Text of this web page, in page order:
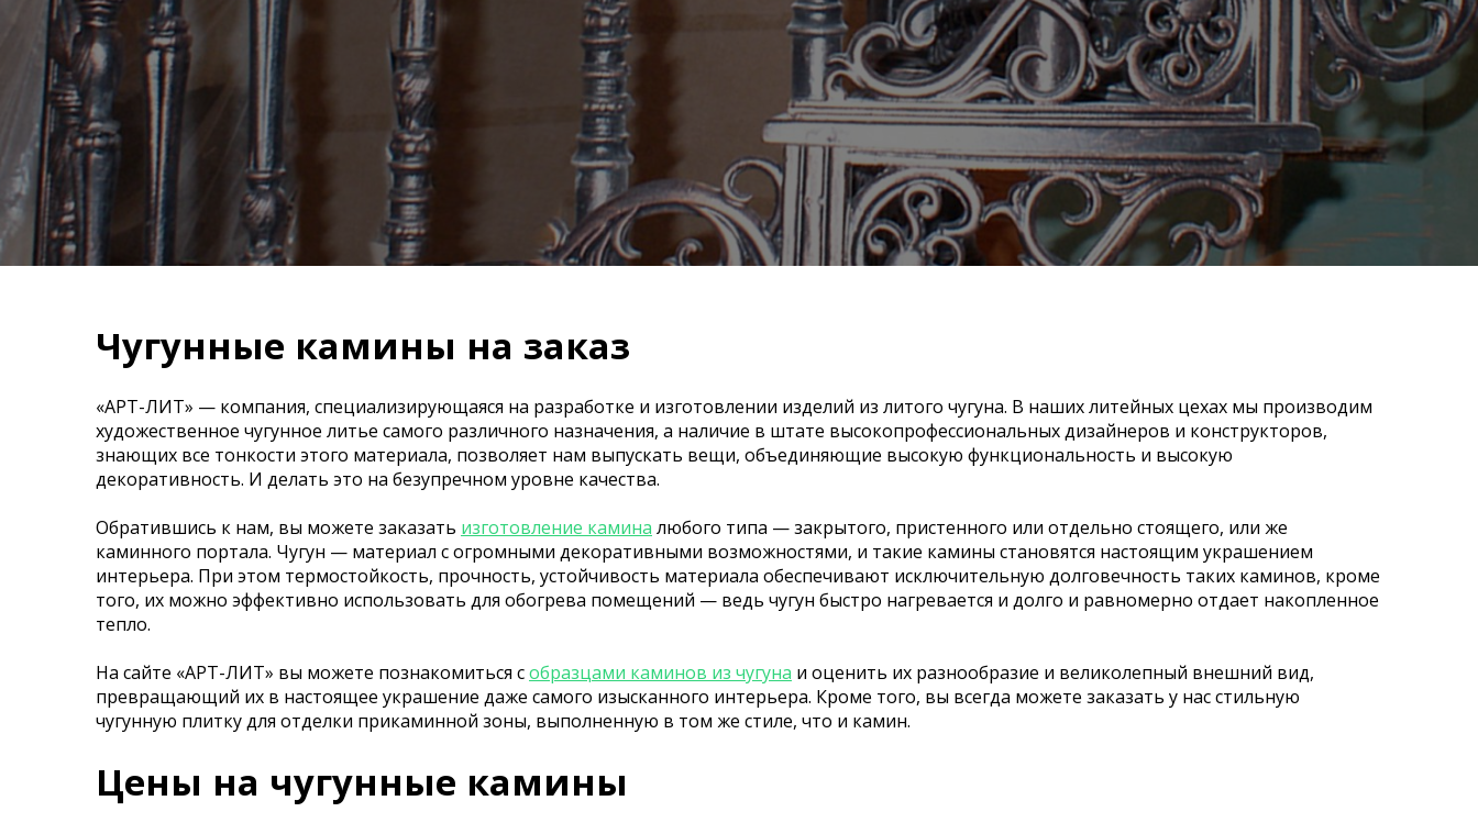
Чугунные камины на заказ
«АРТ-ЛИТ» — компания, специализирующаяся на разработке и изготовлении изделий из литого чугуна. В наших литейных цехах мы производим
художественное чугунное литье самого различного назначения, а наличие в штате высокопрофессиональных дизайнеров и конструкторов,
знающих все тонкости этого материала, позволяет нам выпускать вещи, объединяющие высокую функциональность и высокую
декоративность. И делать это на безупречном уровне качества.
Обратившись к нам, вы можете заказать изготовление камина любого типа — закрытого, пристенного или отдельно стоящего, или же
каминного портала. Чугун — материал с огромными декоративными возможностями, и такие камины становятся настоящим украшением
интерьера. При этом термостойкость, прочность, устойчивость материала обеспечивают исключительную долговечность таких каминов, кроме
того, их можно эффективно использовать для обогрева помещений — ведь чугун быстро нагревается и долго и равномерно отдает накопленное
тепло.
На сайте «АРТ-ЛИТ» вы можете познакомиться собразцами каминов из чугуна и оценить их разнообразие и великолепный внешний вид,
превращающий их в настоящее украшение даже самого изысканного интерьера. Кроме того, вы всегда можете заказать у нас стильную
чугунную плитку для отделки прикаминной зоны, выполненную в том же стиле, что и камин.
Цены на чугунные камины